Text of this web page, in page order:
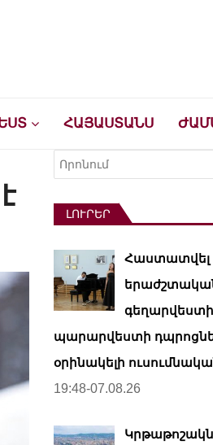
ՀԱՅԱՍՏԱՆՍ
Որոնել
ԼՈՒՐԵՐ
Հաստատվել
պարարվեստի
օրինակելի
19:48-07.08.26